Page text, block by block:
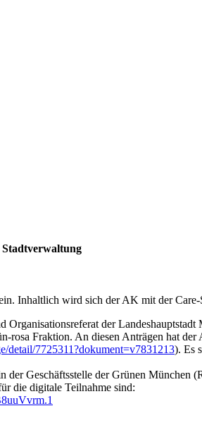
Inhaltlich wird sich der AK mit der
der
rosa Fraktion. An diesen Anträgen hat
detail/7725311?dokument=v7831213). Es
Geschäftsstelle der Grünen München
die digitale Teilnahme sind: